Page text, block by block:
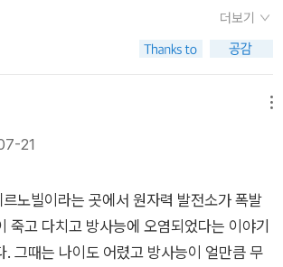
했다. 체르노빌과 가까운 오염지역 나로디치
위해서 집을 짓고 있었다. 야로신스카야는
. 그러나 야로신스카야는 굴복하지 않았다.
에 이러한 상황이 가능하다고 착각할 수도
마 핵발전소 사고가 일어나고 일본 정부도
추진하고 있다. 후쿠시마의 위험성을 언론
재갈을 물리고, 후쿠시마 근처에 사람들을
려하고 있다. 핵마피아에 지배당하는 국가
보다. 302쪽에는 아이들의 사진이 실려있
다고 하는 환경에 대한 이야기를 듣다보면 우
라는 것은 부족한 전기 생산의 대안이 없는
생각해보게 된다. 정말 많은 이야기가 담겨
빠져 너무 빠르게 읽어버려서 그런지 피폭당
심각한 환경오염, 페래스트로이카를 부르짖
라이나, 벨라루스를 비롯한 소수 민족국가들
획을 그었다는 생각을 하지만 쉽게 정리되지
중에서도 가장 기억에 남는 것은 환경주의자
따옴표로 직접 인용한 대화체 문장이 유독 많
까? 세르히 플로히는 해체 이전 소련의 고위
고수습에 대한 전략을 오차 없는 문서 자료
놓았다. 그래서 460여 쪽이어도 단숨에 읽
로나로 인해 정책이 현재 어떠한지는 모르
노빌 원전 주변은 우크라이나에서 관리하는
인도 접근할 수 있었다. '핵 폼페이'의 살벌
해, 혹은 인류 미래를 위한 교훈 얻기 위해 다
이지 않았고, 세르히 플로히 역시 프리퍄트
바탕으로 시간 순으로 하나씩 따라가는데 읽
각하게 된다. 그리고 이 방사능 누출이 인류
동일본대지진으로 후쿠시마 원자력 발전소
전에도 후쿠시마 원전 오염수 방류로 많은
을 읽다 보면 체르노빌 이전에 미국에서 핵
비로 각광을 받았다는 사실을 알 수 있다. 한
홍보를 할 때면 언제나 안전하고 저렴하다는
더보기
21
노빌이라는 곳에서 원자력 발전소가 폭발
죽고 다치고 방사능에 오염되었다는 이야기
. 그때는 나이도 어렸고 방사능이 얼만큼 무